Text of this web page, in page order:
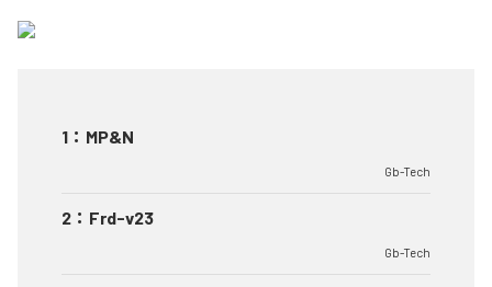
1 ： MP&N
Gb-Tech
2 ： Frd-v23
Gb-Tech